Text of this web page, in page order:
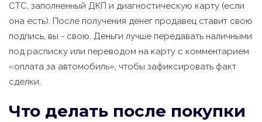
СТС, заполненный ДКП и диагностическую карту (если
она есть). После получения денег продавец ставит свою
подпись, вы - свою. Деньги лучше передавать наличными
под расписку или переводом на карту с комментарием
«оплата за автомобиль», чтобы зафиксировать факт
сделки.
Что делать после покупки